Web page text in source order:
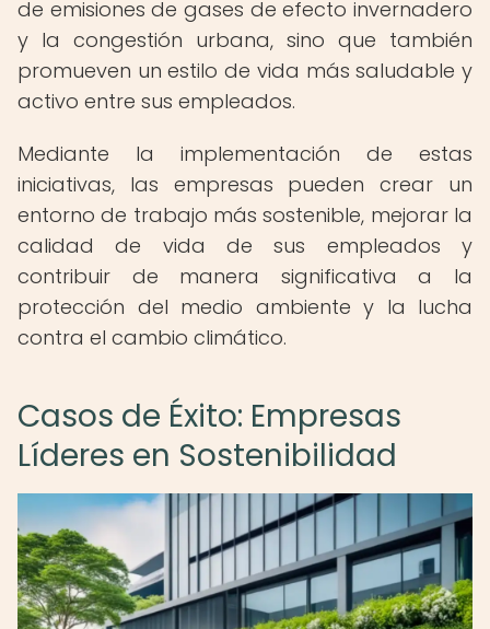
de emisiones de gases de efecto invernadero
y la congestión urbana, sino que también
promueven un estilo de vida más saludable y
activo entre sus empleados.
Mediante la implementación de estas
iniciativas, las empresas pueden crear un
entorno de trabajo más sostenible, mejorar la
calidad de vida de sus empleados y
contribuir de manera significativa a la
protección del medio ambiente y la lucha
contra el cambio climático.
Casos de Éxito: Empresas
Líderes en Sostenibilidad